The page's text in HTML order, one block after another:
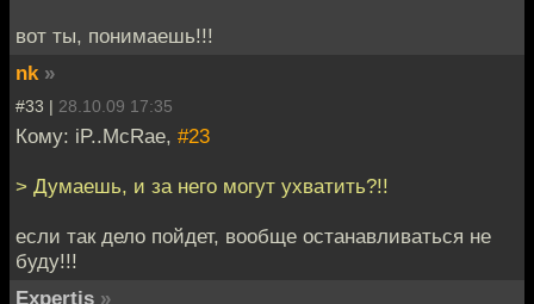
вот ты, понимаешь!!!
nk »
#33 | 28.10.09 17:35
Кому: iP..McRae, #23
> Думаешь, и за него могут ухватить?!!
если так дело пойдет, вообще останавливаться не
буду!!!
Expertis »